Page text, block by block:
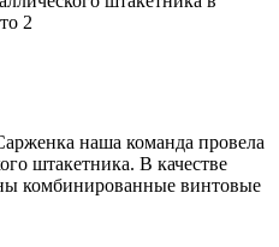
наша команда провела
штакетника. В качестве
комбинированные винтовые